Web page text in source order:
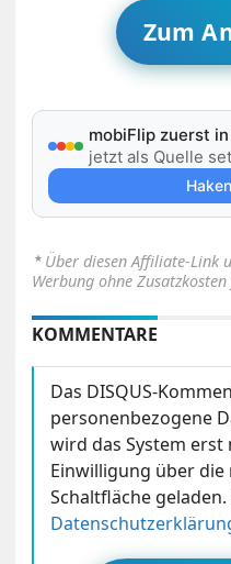
Zum
mobiFlip zuerst
jetzt als Quelle
⋆ Über diesen Affiliate-Link
Werbung ohne
KOMMENTARE
Das DISQUS-
personenbezogene
wird das System
Einwilligung über
Schaltfläche